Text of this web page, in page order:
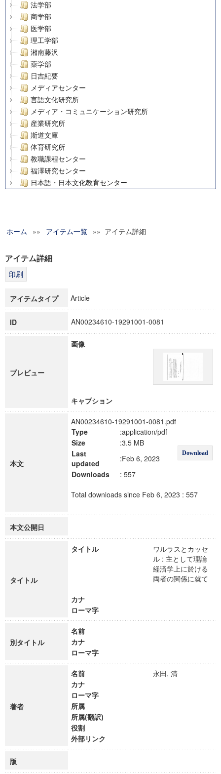
法学部
商学部
医学部
理工学部
湘南藤沢
薬学部
日吉紀要
メディアセンター
言語文化研究所
メディア・コミュニケーション研究所
産業研究所
斯道文庫
体育研究所
教職課程センター
福澤研究センター
日本語・日本文化教育センター
グローバルリサーチインスティテュート
科学研究費補助金研究成果報告書
博士課程教育リーディングプログラム「超成熟社会発展のサ
ホーム »» アイテム一覧 »» アイテム詳細
アイテム詳細
アイテムタイプ Article
ID AN00234610-19291001-0081
プレビュー
画像
キャプション
本文
AN00234610-19291001-0081.pdf
Type
:application/pdf
Download
Size
:3.5 MB
Last
updated
:Feb 6, 2023
Downloads
: 557
Total downloads since Feb 6, 2023 : 557
本文公開日
タイトル
タイトル
ワルラスとカッセ
ル : 主として理論
経済学上に於ける
両者の関係に就て
カナ
ローマ字
別タイトル
名前
カナ
ローマ字
著者
名前
永田, 清
カナ
ローマ字
所属
所属(翻訳)
役割
外部リンク
版